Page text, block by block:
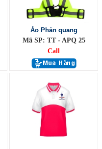
Áo Phản quang
Mã SP: TT - APQ 25
Call